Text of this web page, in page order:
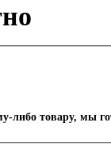
либо товару, мы